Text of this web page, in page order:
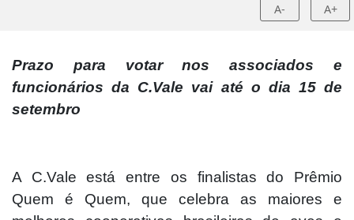
A- A+
Prazo para votar nos associados e
funcionários da C.Vale vai até o dia 15 de
setembro
A C.Vale está entre os finalistas do Prêmio
Quem é Quem, que celebra as maiores e